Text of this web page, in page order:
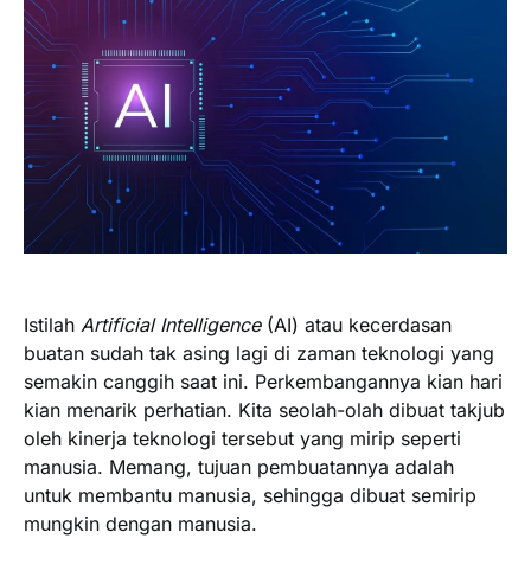
Istilah Artificial Intelligence(AI) atau kecerdasan
buatan sudah tak asing lagi di zaman teknologi yang
semakin canggih saat ini. Perkembangannya kian hari
kian menarik perhatian. Kita seolah-olah dibuat takjub
oleh kinerja teknologi tersebut yang mirip seperti
manusia. Memang, tujuan pembuatannya adalah
untuk membantu manusia, sehingga dibuat semirip
mungkin dengan manusia.